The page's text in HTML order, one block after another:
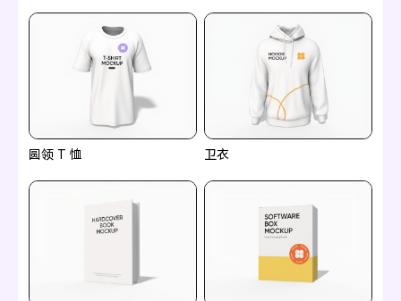
圆领 T 恤 卫衣